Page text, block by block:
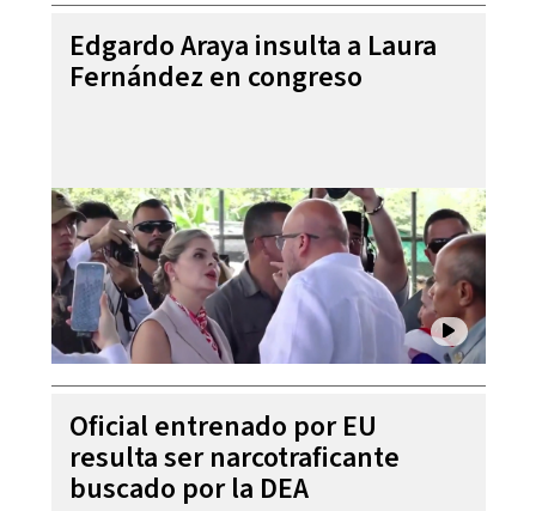
Edgardo Araya insulta a Laura
Fernández en congreso
Oficial entrenado por EU
resulta ser narcotraficante
buscado por la DEA